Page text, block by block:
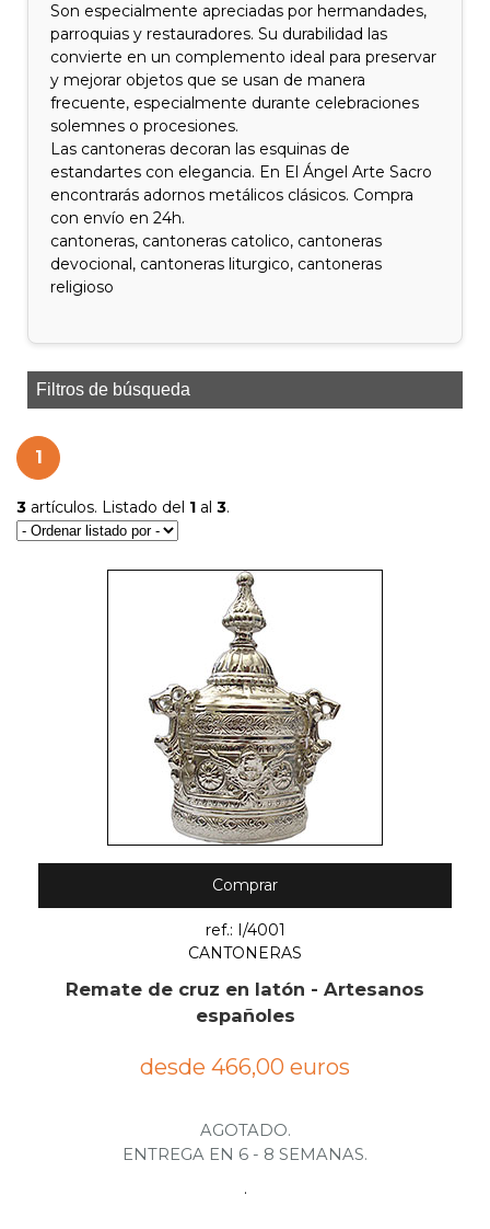
Son especialmente apreciadas por hermandades,
parroquias y restauradores. Su durabilidad las
convierte en un complemento ideal para preservar
y mejorar objetos que se usan de manera
frecuente, especialmente durante celebraciones
solemnes o procesiones.
Las cantoneras decoran las esquinas de
estandartes con elegancia. En El Ángel Arte Sacro
encontrarás adornos metálicos clásicos. Compra
con envío en 24h.
cantoneras, cantoneras catolico, cantoneras
devocional, cantoneras liturgico, cantoneras
religioso
Filtros de búsqueda
1
3 artículos. Listado del 1 al 3.
Comprar
ref.: I/4001
CANTONERAS
Remate de cruz en latón - Artesanos
españoles
desde 466,00 euros
AGOTADO.
ENTREGA EN 6 - 8 SEMANAS.
.